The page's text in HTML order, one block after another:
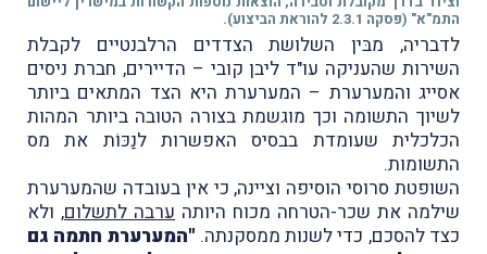
התמ"א" (פסקה 2.3.1 להוראת הביצוע).
לדבריה, מבּין השלושת הצדדים הרלבנטיים לקבלת
השירות שהעניקה עו"ד ליבן קובי – הדיירים, חברת ניסים
אסייג והמערערת – המערערת היא הצד המתאים ביותר
לשיוך התשומה וכך מוגשמת בצורה הטובה ביותר המהות
הכלכלית שעומדת בבסיס האפשרות לנַכּוֹת את מס
התשומות.
השופטת סרוסי הוסיפה וציינה, כי אין בעובדה שהמערערת
שילמה את שכר-הטרחה מכוח היותה ערבה לתשלום, ולא
כצד להסכם, כדי לשנות ממסקנתה. "המערערת חתמה גם